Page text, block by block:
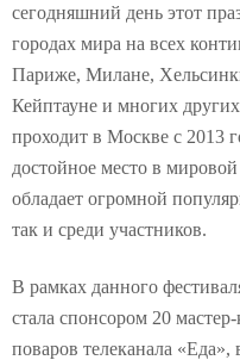
сегодняшний день этот
городах мира на всех
Париже, Милане,
Кейптауне и многих
проходит в Москве с 2013
достойное место в
обладает огромной
так и среди участников.
В рамках данного
стала спонсором 20
поваров телеканала